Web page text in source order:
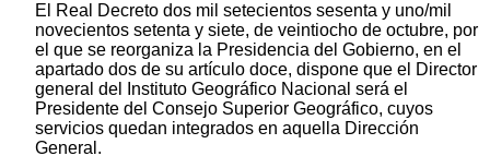
El Real Decreto dos mil setecientos sesenta y uno/mil
novecientos setenta y siete, de veintiocho de octubre, por
el que se reorganiza la Presidencia del Gobierno, en el
apartado dos de su artículo doce, dispone que el Director
general del Instituto Geográfico Nacional será el
Presidente del Consejo Superior Geográfico, cuyos
servicios quedan integrados en aquella Dirección
General.